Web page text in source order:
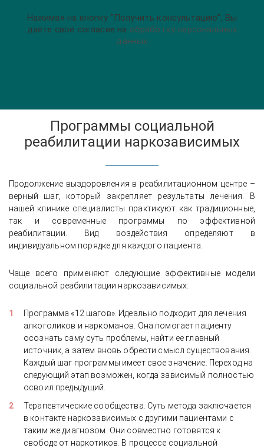
Нажимая на кнопку ”Получить консультацию”, Вы
даёте своё согласие на обработку персональных
данных
Программы социальной
реабилитации наркозависимых
Продолжение выздоровления в реабилитационном центре –
верный шаг, который закрепляет результаты лечения. В
нашей клинике специалисты практикуют как традиционные,
так и современные программы по эффективной
реабилитации. Вид воздействия определяют в
индивидуальном порядке для каждого пациента.
Чаще всего применяют следующие эффективные модели
социальной реабилитации наркозависимых:
Программа «12 шагов». Идеально подходит для лечения
алкоголиков и наркоманов. Она помогает пациенту
осознать саму суть проблемы, найти ее главный
источник, а затем вновь обрести смысл существования.
Каждый шаг программы имеет свое значение. Переход на
следующий этап возможен, когда зависимый полностью
освоил предыдущий.
Терапевтические сообщества. Суть метода заключается
в контакте наркозависимых с другими пациентами с
таким же диагнозом. Они совместно готовятся к
свободе от наркотиков. В процессе социальной